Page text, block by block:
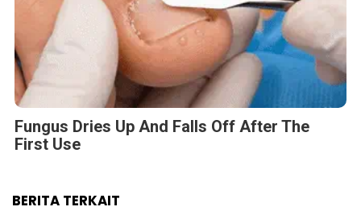
Fungus Dries Up And Falls Off After The
First Use
BERITA TERKAIT